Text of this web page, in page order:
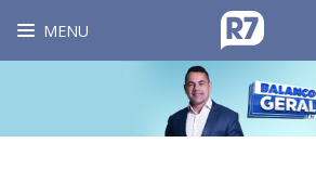
MENU